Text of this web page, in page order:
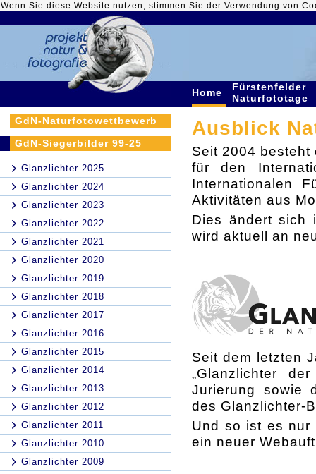
Wenn Sie diese Website nutzen, stimmen Sie der Verwendung von
Home
Fürstenfelder
Naturfototage
GdN-Naturfotowettbewerb
GdN-Siegerbilder 99-25
Glanzlichter 2025
Glanzlichter 2024
Glanzlichter 2023
Glanzlichter 2022
Glanzlichter 2021
Glanzlichter 2020
Glanzlichter 2019
Glanzlichter 2018
Glanzlichter 2017
Glanzlichter 2016
Glanzlichter 2015
Glanzlichter 2014
Glanzlichter 2013
Glanzlichter 2012
Glanzlichter 2011
Glanzlichter 2010
Glanzlichter 2009
Ausblick
Seit 2004 besteht
für den
Internationalen
Aktivitäten aus
Dies ändert sich
wird aktuell an
Seit dem letzten
„Glanzlichter
Jurierung sowie
des Glanzlichter-
Und so ist es nur
ein neuer